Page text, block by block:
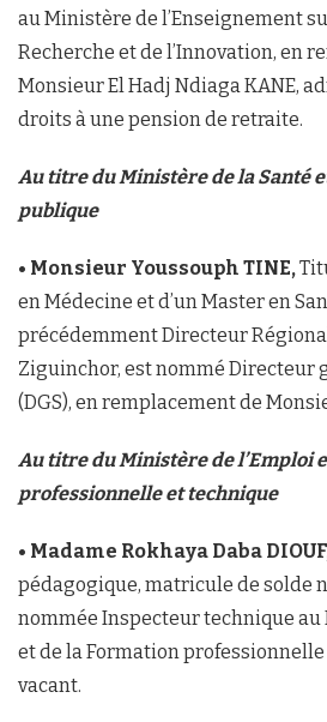
au Ministère de l’Enseignement
Recherche et de l’Innovation, en
Monsieur El Hadj Ndiaga KANE,
droits à une pension de retraite.
Au titre du Ministère de la Santé
publique
• Monsieur Youssouph TINE,
en Médecine et d’un Master en
précédemment Directeur
Ziguinchor, est nommé Directeur
(DGS), en remplacement de
Au titre du Ministère de l’Emploi
professionnelle et technique
• Madame Rokhaya Daba
pédagogique, matricule de solde
nommée Inspecteur technique au
et de la Formation
vacant.